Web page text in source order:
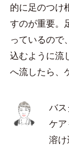
的に足のつけ
すのが重要。
っているので
込むように流
へ流したら、
バ
ケ
溶